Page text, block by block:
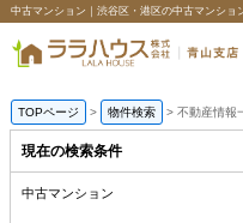
中古マンション｜渋谷区・港区の中古マンショ
TOPページ > 物件検索 > 不動産情報
現在の検索条件
中古マンション